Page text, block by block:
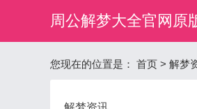
周公解梦大全官网原
您现在的位置是： 首页 > 解梦